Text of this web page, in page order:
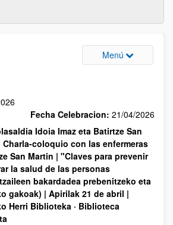
Menú
Fecha Celebracion: 21/04/2026
Idoia Imaz eta Batirtze San
Charla-coloquio con las enfermeras
San Martin | "Claves para prevenir
la salud de las personas
bakardadea prebenitzeko eta
gakoak) | Apirilak 21 de abril |
Herri Biblioteka · Biblioteca